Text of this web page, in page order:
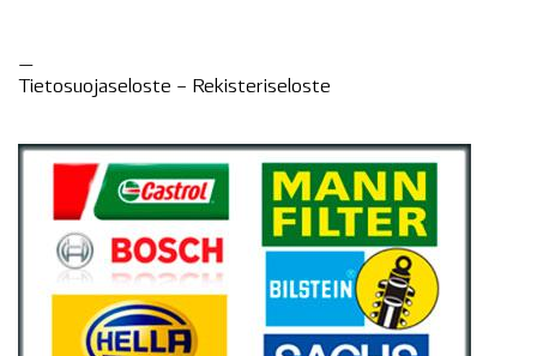
—
Tietosuojaseloste – Rekisteriseloste